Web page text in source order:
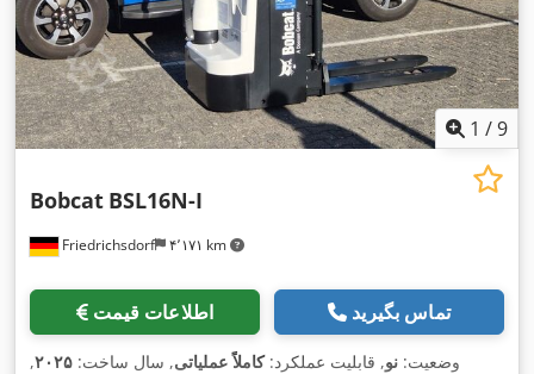
1 /9
Friedrichsdorf ۴٬۱۷۱ km
Bobcat BSL16N-I
اطلاعات قیمت تماس بگیرید
وضعیت: نو, قابلیت عملکرد:کاملاً عملیاتی, سال ساخت: ۲۰۲۵,